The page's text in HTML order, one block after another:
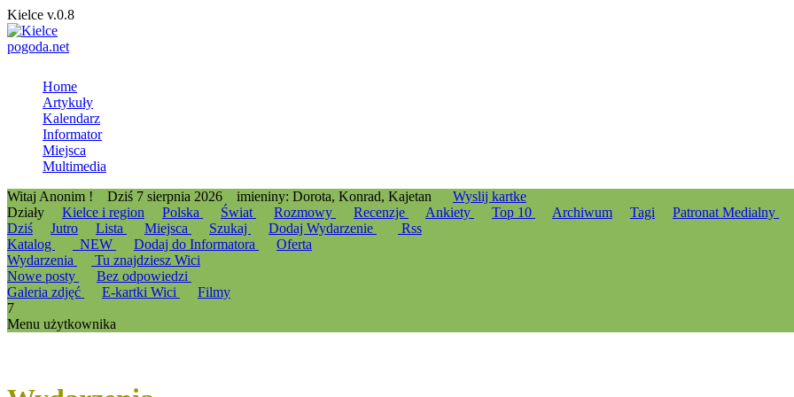
Kielce v.0.8
pogoda.net
Home
Artykuły
Kalendarz
Informator
Miejsca
Multimedia
Witaj Anonim !
Dziś 7 sierpnia 2026 imieniny: Dorota, Konrad, Kajetan
Wyslij kartke
Działy
Kielce i region Polska Świat Rozmowy Recenzje Ankiety Top 10 Archiwum Tagi
Patronat Medialny
Dziś
Jutro Lista Miejsca Szukaj Dodaj Wydarzenie
Rss
Katalog
_NEW Dodaj do Informatora
Oferta
Wydarzenia
Tu znajdziesz Wici
Nowe posty
Bez odpowiedzi
Galeria zdjęć
E-kartki Wici
Filmy
7
Menu użytkownika